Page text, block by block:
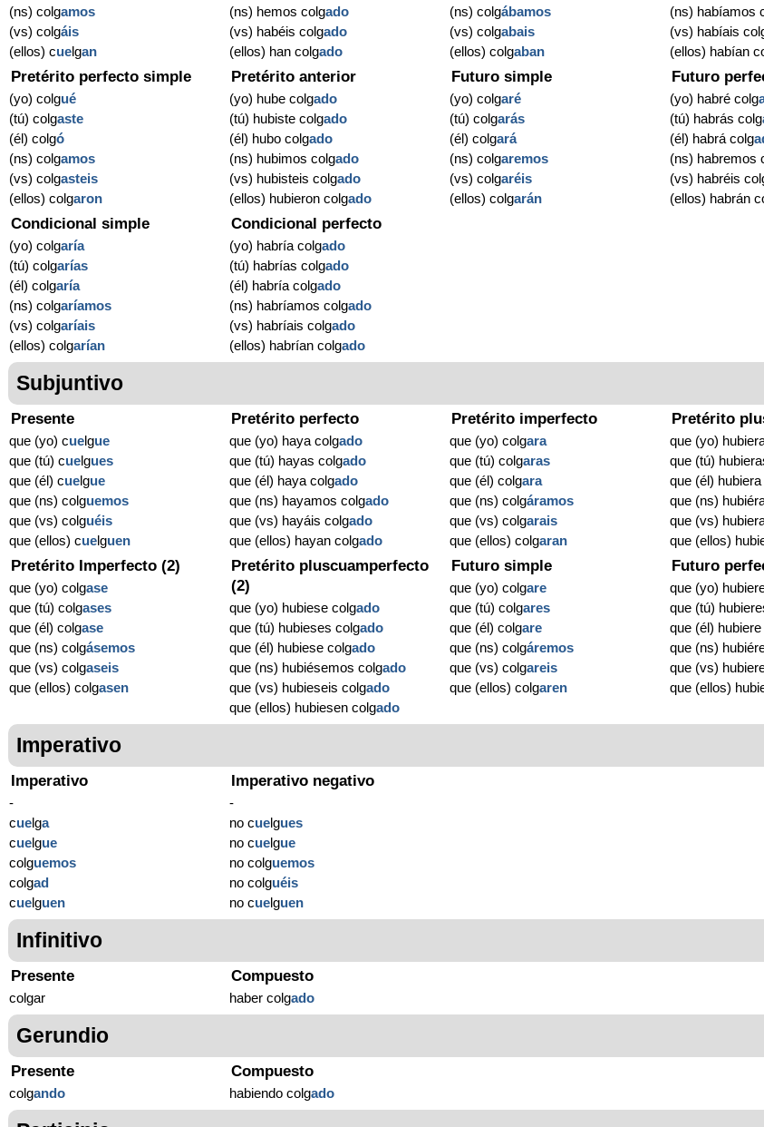
(ns) colgamos
(vs) colgáis
(ellos) cuelgan
(ns) hemos colgado
(vs) habéis colgado
(ellos) han colgado
(ns) colgábamos
(vs) colgabais
(ellos) colgaban
(ns) habíamos
(vs) habíais
(ellos) habían
Pretérito perfecto simple
(yo) colgué
(tú) colgaste
(él) colgó
(ns) colgamos
(vs) colgasteis
(ellos) colgaron
Pretérito anterior
(yo) hube colgado
(tú) hubiste colgado
(él) hubo colgado
(ns) hubimos colgado
(vs) hubisteis colgado
(ellos) hubieron colgado
Futuro simple
(yo) colgaré
(tú) colgarás
(él) colgará
(ns) colgaremos
(vs) colgaréis
(ellos) colgarán
Futuro
(yo) habré colg
(tú) habrás colg
(él) habrá colg
(ns) habremos
(vs) habréis
(ellos) habrán
Condicional simple
(yo) colgaría
(tú) colgarías
(él) colgaría
(ns) colgaríamos
(vs) colgaríais
(ellos) colgarían
Condicional perfecto
(yo) habría colgado
(tú) habrías colgado
(él) habría colgado
(ns) habríamos colgado
(vs) habríais colgado
(ellos) habrían colgado
Subjuntivo
Presente
que (yo) cuelgue
que (tú) cuelgues
que (él) cuelgue
que (ns) colguemos
que (vs) colguéis
que (ellos) cuelguen
Pretérito perfecto
que (yo) haya colgado
que (tú) hayas colgado
que (él) haya colgado
que (ns) hayamos colgado
que (vs) hayáis colgado
que (ellos) hayan colgado
Pretérito imperfecto
que (yo) colgara
que (tú) colgaras
que (él) colgara
que (ns) colgáramos
que (vs) colgarais
que (ellos) colgaran
Pretérito
que (yo)
que (tú)
que (él)
que (ns)
que (vs)
que (ellos)
Pretérito Imperfecto (2)
que (yo) colgase
que (tú) colgases
que (él) colgase
que (ns) colgásemos
que (vs) colgaseis
que (ellos) colgasen
Pretérito pluscuamperfecto
(2)
que (yo) hubiese colgado
que (tú) hubieses colgado
que (él) hubiese colgado
que (ns) hubiésemos colgado
que (vs) hubieseis colgado
que (ellos) hubiesen colgado
Futuro simple
que (yo) colgare
que (tú) colgares
que (él) colgare
que (ns) colgáremos
que (vs) colgareis
que (ellos) colgaren
Futuro
que (yo)
que (tú)
que (él)
que (ns)
que (vs)
que (ellos)
Imperativo
Imperativo
-
cuelga
cuelgue
colguemos
colgad
cuelguen
Imperativo negativo
-
no cuelgues
no cuelgue
no colguemos
no colguéis
no cuelguen
Infinitivo
Presente
colgar
Compuesto
haber colgado
Gerundio
Presente
colgando
Compuesto
habiendo colgado